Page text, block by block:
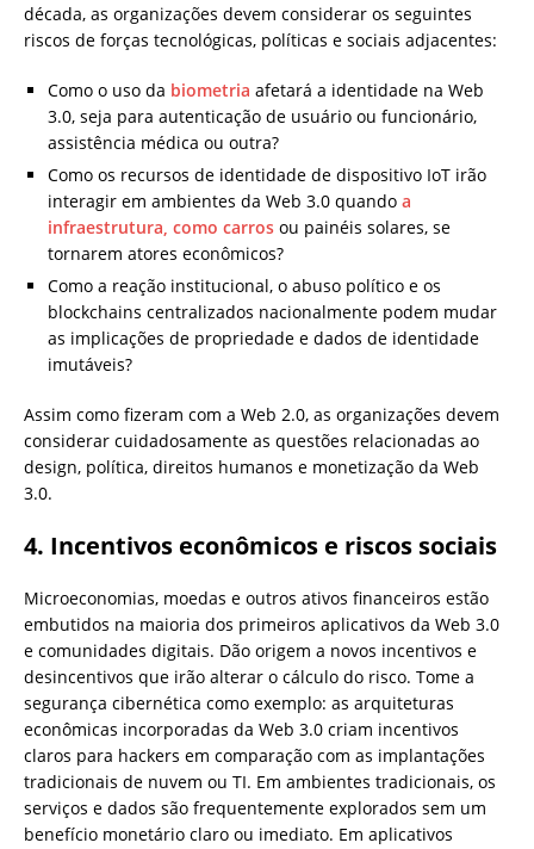
década, as organizações devem considerar os seguintes
riscos de forças tecnológicas, políticas e sociais adjacentes:
Como o uso da biometria afetará a identidade na Web
3.0, seja para autenticação de usuário ou funcionário,
assistência médica ou outra?
Como os recursos de identidade de dispositivo IoT irão
interagir em ambientes da Web 3.0 quando a
infraestrutura, como carros ou painéis solares, se
tornarem atores econômicos?
Como a reação institucional, o abuso político e os
blockchains centralizados nacionalmente podem mudar
as implicações de propriedade e dados de identidade
imutáveis?
Assim como fizeram com a Web 2.0, as organizações devem
considerar cuidadosamente as questões relacionadas ao
design, política, direitos humanos e monetização da Web
3.0.
4. Incentivos econômicos e riscos sociais
Microeconomias, moedas e outros ativos financeiros estão
embutidos na maioria dos primeiros aplicativos da Web 3.0
e comunidades digitais. Dão origem a novos incentivos e
desincentivos que irão alterar o cálculo do risco. Tome a
segurança cibernética como exemplo: as arquiteturas
econômicas incorporadas da Web 3.0 criam incentivos
claros para hackers em comparação com as implantações
tradicionais de nuvem ou TI. Em ambientes tradicionais, os
serviços e dados são frequentemente explorados sem um
benefício monetário claro ou imediato. Em aplicativos